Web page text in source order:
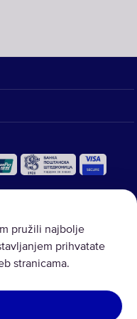
pružili najbolje
prihvatate
stranicama.